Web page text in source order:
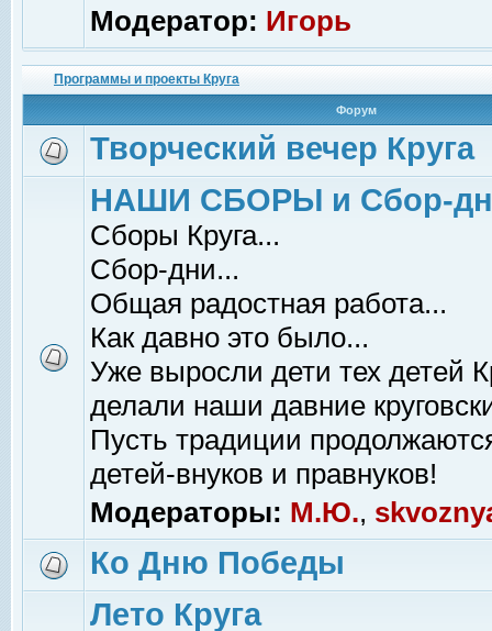
Модератор: Игорь
Программы и проекты Круга
Форум
Творческий вечер Круга
НАШИ СБОРЫ и Сбор-
Сборы Круга...
Сбор-дни...
Общая радостная работа...
Как давно это было...
Уже выросли дети тех детей
делали наши давние
Пусть традиции
детей-внуков и правнуков!
Модераторы: М.Ю.,
Ко Дню Победы
Лето Круга